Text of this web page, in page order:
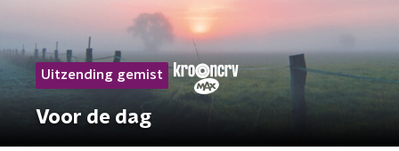
Uitzending gemist
Voor de dag